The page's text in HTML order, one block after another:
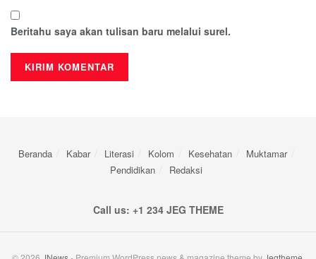
Beritahu saya akan tulisan baru melalui surel.
Beranda Kabar Literasi Kolom Kesehatan
Muktamar
Pendidikan
Redaksi
Call us: +1 234 JEG THEME